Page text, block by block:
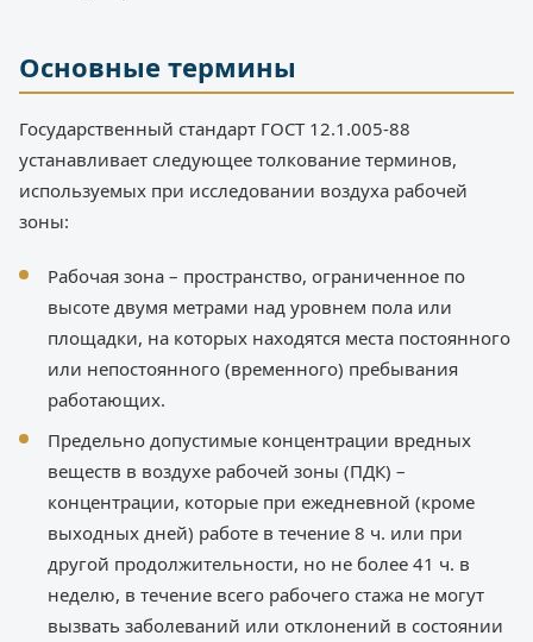
Основные термины
Государственный стандарт ГОСТ 12.1.005-88
устанавливает следующее толкование терминов,
используемых при исследовании воздуха рабочей
зоны:
Рабочая зона – пространство, ограниченное по
высоте двумя метрами над уровнем пола или
площадки, на которых находятся места постоянного
или непостоянного (временного) пребывания
работающих.
Предельно допустимые концентрации вредных
веществ в воздухе рабочей зоны (ПДК) –
концентрации, которые при ежедневной (кроме
выходных дней) работе в течение 8 ч. или при
другой продолжительности, но не более 41 ч. в
неделю, в течение всего рабочего стажа не могут
вызвать заболеваний или отклонений в состоянии